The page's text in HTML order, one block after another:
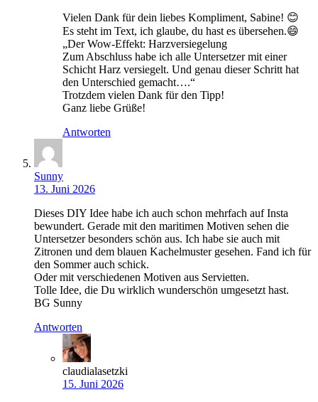
Vielen Dank für dein liebes Kompliment, Sabine! 😊
Es steht im Text, ich glaube, du hast es übersehen.😄
„Der Wow-Effekt: Harzversiegelung
Zum Abschluss habe ich alle Untersetzer mit einer
Schicht Harz versiegelt. Und genau dieser Schritt hat
den Unterschied gemacht….“
Trotzdem vielen Dank für den Tipp!
Ganz liebe Grüße!
Antworten
Sunny
13. Juni 2026
Dieses DIY Idee habe ich auch schon mehrfach auf Insta
bewundert. Gerade mit den maritimen Motiven sehen die
Untersetzer besonders schön aus. Ich habe sie auch mit
Zitronen und dem blauen Kachelmuster gesehen. Fand ich für
den Sommer auch schick.
Oder mit verschiedenen Motiven aus Servietten.
Tolle Idee, die Du wirklich wunderschön umgesetzt hast.
BG Sunny
Antworten
claudialasetzki
15. Juni 2026